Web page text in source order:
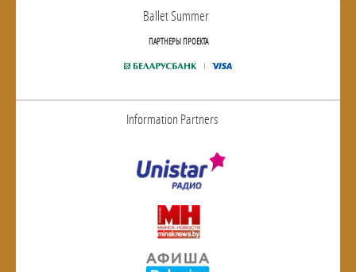
Ballet Summer
ПАРТНЕРЫ ПРОЕКТА
Information Partners